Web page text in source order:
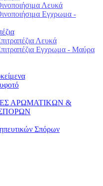
Λευκά
Εγχρωμα -
Λευκά
Εγχρωμα - Μαύρα
ΑΡΩΜΑΤΙΚΩΝ &
Σπόρων